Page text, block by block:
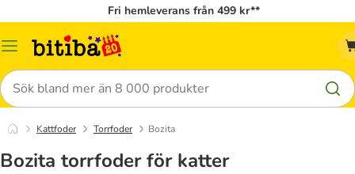
Fri hemleverans från 499 kr**
Meny
Sök
Kattfoder Torrfoder Bozita
Bozita torrfoder för katter